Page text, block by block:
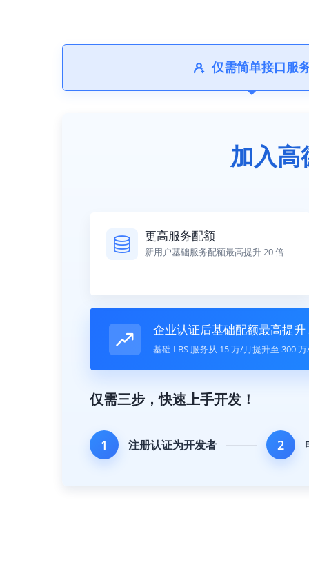
仅需简单接口服
加入
更高服务配额
新用户基础服务配额最高提升 20 倍
企业认证后基础配额最高提升
基础 LBS 服务从 15 万/月提升至 300
仅需三步，快速上手开发！
1 注册认证为开发者 2